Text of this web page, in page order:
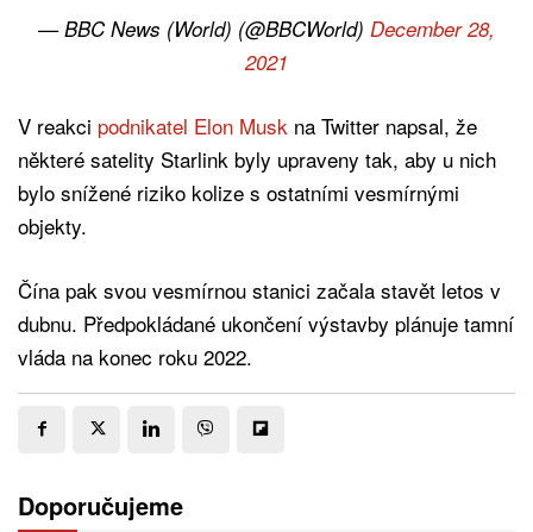
— BBC News (World) (@BBCWorld) December 28,
2021
V reakci podnikatel Elon Musk na Twitter napsal, že
některé satelity Starlink byly upraveny tak, aby u nich
bylo snížené riziko kolize s ostatními vesmírnými
objekty.
Čína pak svou vesmírnou stanici začala stavět letos v
dubnu. Předpokládané ukončení výstavby plánuje tamní
vláda na konec roku 2022.
Doporučujeme